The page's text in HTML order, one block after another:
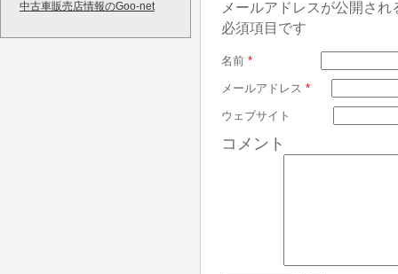
中古車販売店情報のGoo-net
メールアドレスが公開さ
必須項目です
名前 *
メールアドレス *
ウェブサイト
コメント